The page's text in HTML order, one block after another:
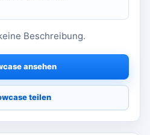
Beschreibung.
ansehen
teilen